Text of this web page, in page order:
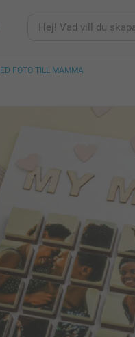
FOTO TILL MAMMA